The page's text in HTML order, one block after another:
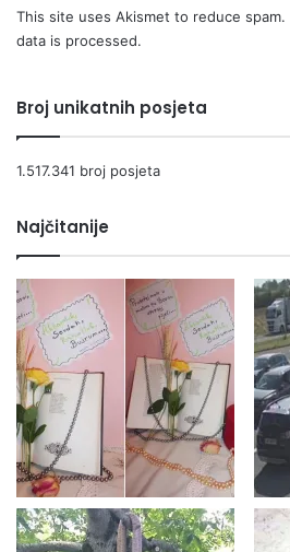
This site uses Akismet to reduce spam.
data is processed.
Broj unikatnih posjeta
1.517.341 broj posjeta
Najčitanije